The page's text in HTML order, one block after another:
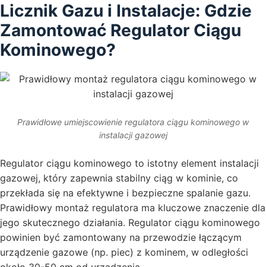
Licznik Gazu i Instalacje: Gdzie
Zamontować Regulator Ciągu
Kominowego?
Prawidłowe umiejscowienie regulatora ciągu kominowego w
instalacji gazowej
Regulator ciągu kominowego to istotny element instalacji
gazowej, który zapewnia stabilny ciąg w kominie, co
przekłada się na efektywne i bezpieczne spalanie gazu.
Prawidłowy montaż regulatora ma kluczowe znaczenie dla
jego skutecznego działania. Regulator ciągu kominowego
powinien być zamontowany na przewodzie łączącym
urządzenie gazowe (np. piec) z kominem, w odległości